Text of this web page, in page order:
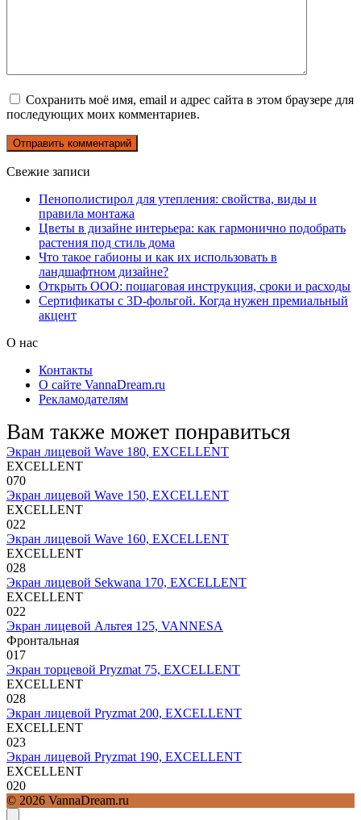
Сохранить моё имя, email и адрес сайта в этом браузере для
последующих моих комментариев.
Свежие записи
Пенополистирол для утепления: свойства, виды и
правила монтажа
Цветы в дизайне интерьера: как гармонично подобрать
растения под стиль дома
Что такое габионы и как их использовать в
ландшафтном дизайне?
Открыть ООО: пошаговая инструкция, сроки и расходы
Сертификаты с 3D-фольгой. Когда нужен премиальный
акцент
О нас
Контакты
О сайте VannaDream.ru
Рекламодателям
Вам также может понравиться
Экран лицевой Wave 180, EXCELLENT
EXCELLENT
070
Экран лицевой Wave 150, EXCELLENT
EXCELLENT
022
Экран лицевой Wave 160, EXCELLENT
EXCELLENT
028
Экран лицевой Sekwana 170, EXCELLENT
EXCELLENT
022
Экран лицевой Альтея 125, VANNESA
Фронтальная
017
Экран торцевой Pryzmat 75, EXCELLENT
EXCELLENT
028
Экран лицевой Pryzmat 200, EXCELLENT
EXCELLENT
023
Экран лицевой Pryzmat 190, EXCELLENT
EXCELLENT
020
© 2026 VannaDream.ru